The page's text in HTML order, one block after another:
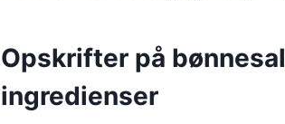
Opskrifter på
ingredienser